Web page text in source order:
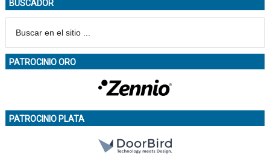
BUSCADOR
PATROCINIO ORO
PATROCINIO PLATA